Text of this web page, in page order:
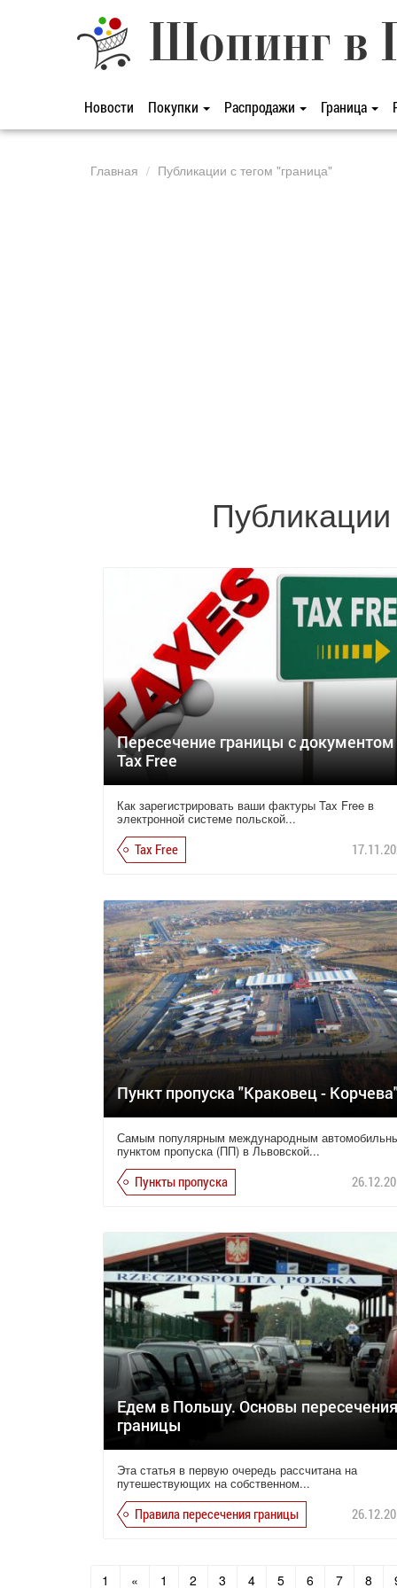
Шопинг в
Новости Покупки Распродажи Граница
Главная Публикации с тегом "граница"
Пересечение границы с документом
Tax Free
Как зарегистрировать ваши фактуры Tax Free в
электронной системе польской...
Tax Free
Пункт пропуска "Краковец -
Самым популярным международным
пунктом пропуска (ПП) в Львовской...
Пункты пропуска
Едем в Польшу. Основы пересечения
границы
Эта статья в первую очередь рассчитана на
путешествующих на собственном...
Правила пересечения границы
1 « 1 2 3 4 5 6 7 8